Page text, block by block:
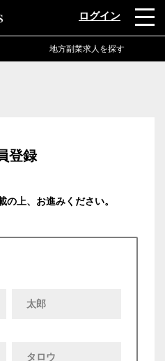
ログイン
地方副業求人を探す
登録
の上、お進みください。